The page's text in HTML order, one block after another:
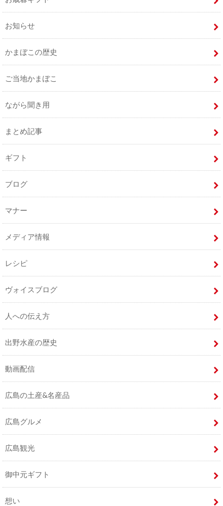
お知らせ
かまぼこの歴史
ご当地かまぼこ
ながら聞き用
まとめ記事
ギフト
ブログ
マナー
メディア情報
レシピ
ヴォイスブログ
人への伝え方
出野水産の歴史
動画配信
広島の土産&名産品
広島グルメ
広島観光
御中元ギフト
想い